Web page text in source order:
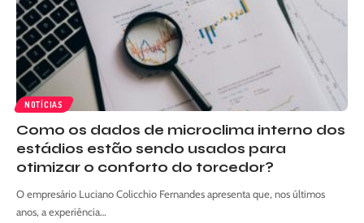
NOTÍCIAS
Como os dados de microclima interno dos
estádios estão sendo usados para
otimizar o conforto do torcedor?
O empresário Luciano Colicchio Fernandes apresenta que, nos últimos
anos, a experiência…